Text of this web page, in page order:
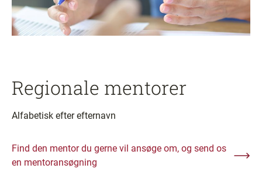
Regionale mentorer
Alfabetisk efter efternavn
Find den mentor du gerne vil ansøge om, og send os
en mentoransøgning